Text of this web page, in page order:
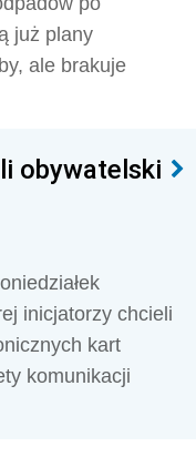
już plany
ale brakuje
obywatelski
inicjatorzy chcieli
kart
komunikacji